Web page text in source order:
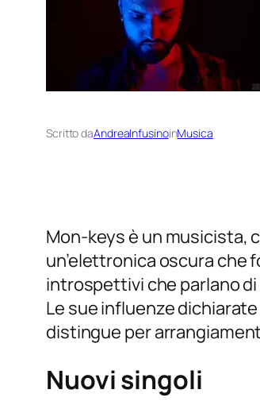
Scritto daAndreaInfusinoinMusica
Mon-keys è un musicista,
un’elettronica oscura che
introspettivi che parlano di
Le sue influenze
distingue per
Nuovi singoli